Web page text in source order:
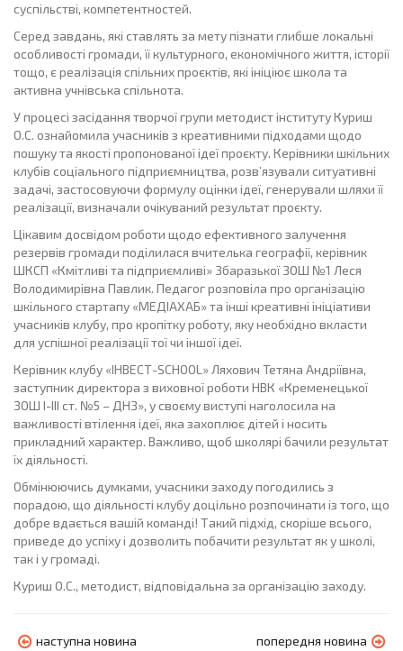
суспільстві, компетентностей.
Серед завдань, які ставлять за мету пізнати глибше локальні
особливості громади, її культурного, економічного життя, історії
тощо, є реалізація спільних проєктів, які ініціює школа та
активна учнівська спільнота.
У процесі засідання творчої групи методист інституту Куриш
О.С. ознайомила учасників з креативними підходами щодо
пошуку та якості пропонованої ідеї проєкту. Керівники шкільних
клубів соціального підприємництва, розв’язували ситуативні
задачі, застосовуючи формулу оцінки ідеї, генерували шляхи її
реалізації, визначали очікуваний результат проєкту.
Цікавим досвідом роботи щодо ефективного залучення
резервів громади поділилася вчителька географії, керівник
ШКСП «Кмітливі та підприємливі» Збаразької ЗОШ №1 Леся
Володимирівна Павлик. Педагог розповіла про організацію
шкільного стартапу «МЕДІАХАБ» та інші креативні ініціативи
учасників клубу, про кропітку роботу, яку необхідно вкласти
для успішної реалізації тої чи іншої ідеї.
Керівник клубу «ІНВЕСТ-SCHOOL» Ляхович Тетяна Андріївна,
заступник директора з виховної роботи НВК «Кременецької
ЗОШ І-ІІІ ст. №5 – ДНЗ», у своєму виступі наголосила на
важливості втілення ідеї, яка захоплює дітей і носить
прикладний характер. Важливо, щоб школярі бачили результат
їх діяльності.
Обмінюючись думками, учасники заходу погодились з
порадою, що діяльності клубу доцільно розпочинати із того, що
добре вдається вашій команді! Такий підхід, скоріше всього,
приведе до успіху і дозволить побачити результат як у школі,
так і у громаді.
Куриш О.С., методист, відповідальна за організацію заходу.
наступна новина попередня новина